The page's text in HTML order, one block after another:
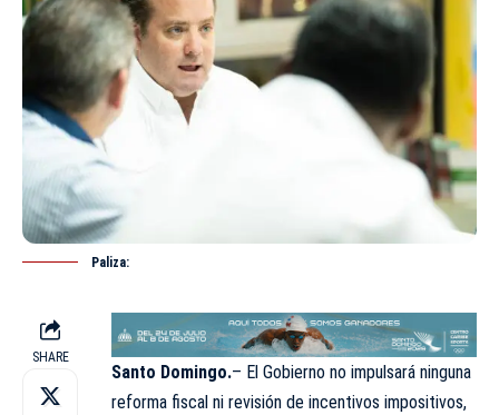
Paliza:
SHARE
Santo Domingo.– El Gobierno no impulsará ninguna
reforma fiscal ni revisión de incentivos impositivos,